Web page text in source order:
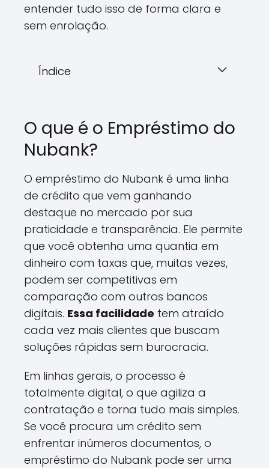
entender tudo isso de forma clara e
sem enrolação.
Índice
O que é o Empréstimo do
Nubank?
O empréstimo do Nubank é uma linha
de crédito que vem ganhando
destaque no mercado por sua
praticidade e transparência. Ele permite
que você obtenha uma quantia em
dinheiro com taxas que, muitas vezes,
podem ser competitivas em
comparação com outros bancos
digitais. Essa facilidade tem atraído
cada vez mais clientes que buscam
soluções rápidas sem burocracia.
Em linhas gerais, o processo é
totalmente digital, o que agiliza a
contratação e torna tudo mais simples.
Se você procura um crédito sem
enfrentar inúmeros documentos, o
empréstimo do Nubank pode ser uma